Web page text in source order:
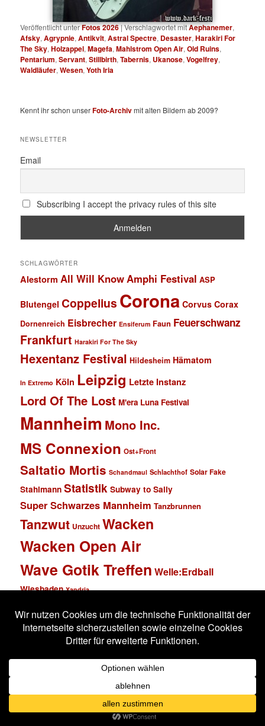
Veröffentlicht unterFotos 2026|Verschlagwortet mitAephanemer,
Afsky,Agrypnie,Antikvlt,Astral Spectre, Desaster,Harakiri For
The Sky,Holzappel,Magefa,Mahlstrom Open Air,Old Ruins,
Pentarium,Servant,Stillbirth,Tabernis, Ukanose,Vogelfrey,
Waldläufer,Wesen,Yoth Iria
Kennt ihr schon unserFoto-Archivmit alten Bildern ab 2009?
NEWSLETTER
Email
Subscribing I accept the privacy rules of this site
SCHLAGWÖRTER
Alestorm All Will KnowAmphi Festival ASP
Blutengel Coppelius Corona Corvus Corax
Dornenreich Eisbrecher Ensiferum Faun Feuerschwanz
Frankfurt Harakiri For The Sky
Hexentanz Festival Hildesheim Hämatom
In Extremo Köln Leipzig Letzte Instanz
Lord Of The Lost M'era Luna Festival
Mannheim Mono Inc.
MS Connexion Ost+Front
Saltatio Mortis Schandmaul Schlachthof Solar Fake
Stahlmann Statistik Subway to Sally
Super Schwarzes Mannheim Tanzbrunnen
Tanzwut Unzucht Wacken
Wacken Open Air
Wave Gotik Treffen Welle:Erdball
Wiesbaden Xandria
Impressum
Stolz präsentiert von WordPress